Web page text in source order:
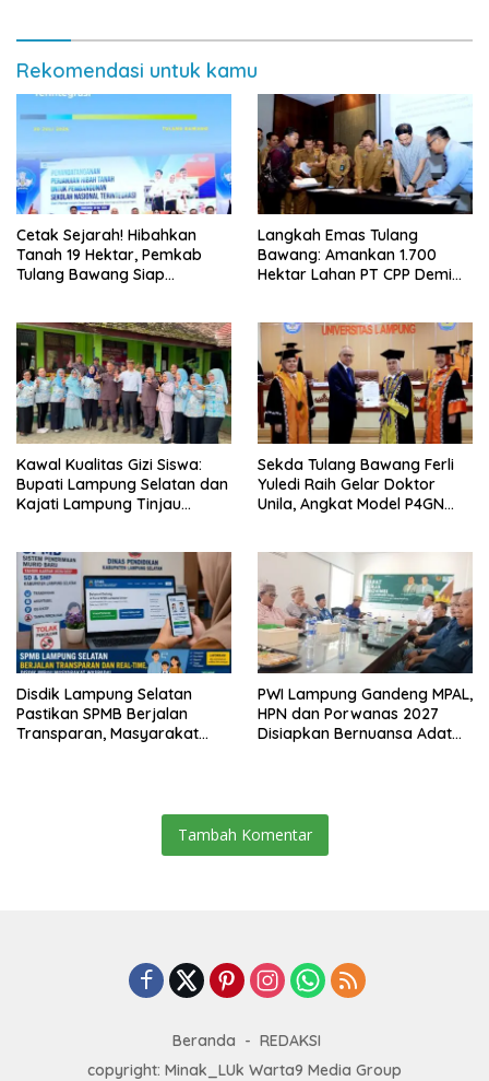
Rekomendasi untuk kamu
Cetak Sejarah! Hibahkan
Tanah 19 Hektar, Pemkab
Tulang Bawang Siap
Lampung
Langkah Emas Tulang
Bawang: Amankan 1.700
Hektar Lahan PT CPP Demi
Kawal Kualitas Gizi Siswa:
Bupati Lampung Selatan dan
Kajati Lampung Tinjau
Sekda Tulang Bawang Ferli
Yuledi Raih Gelar Doktor
Unila, Angkat Model P4GN
Disdik Lampung Selatan
Pastikan SPMB Berjalan
Transparan, Masyarakat
PWI Lampung Gandeng MPAL,
HPN dan Porwanas 2027
Disiapkan Bernuansa Adat
Tambah Komentar
Beranda
REDAKSI
copyright: Minak_LUk Warta9 Media Group